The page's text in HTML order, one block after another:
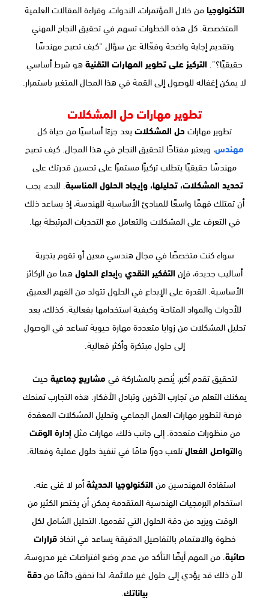
التكنولوجيامن خلال المؤتمرات، الندوات، وقراءة المقالات العلمية
المتخصصة. كل هذه الخطوات تسهم في تحقيق النجاح المهني
وتقديم إجابة واضحة وفعّالة عن سؤال “كيف تصبح مهندسًا
حقيقيًا؟”. التركيز على تطوير المهارات التقنيةهو شرط أساسي
لا يمكن إغفاله للوصول إلى القمة في هذا المجال المتغير باستمرار.
تطوير مهارات حل المشكلات
تطوير مهارات حل المشكلات يعد جزءًا أساسيًا من حياة كل
مهندس، ويعتبر مفتاحًا لتحقيق النجاح في هذا المجال. كيف تصبح
مهندسًا حقيقيًا يتطلب تركيزًا مستمرًا على تحسين قدرتك على
تحديد المشكلات، تحليلها، وإيجاد الحلول المناسبة . للبدء، يجب
أن تمتلك فهمًا واسعًا للمبادئ الأساسية للهندسة، إذ يساعد ذلك
في التعرف على المشكلات والتعامل مع التحديات المرتبطة بها.
سواء كنت متخصصًا في مجال هندسي معين أو تقوم بتجربة
أساليب جديدة، فإن التفكير النقدي وإبداع الحلولهما من الركائز
الأساسية. القدرة على الإبداع في الحلول تتولد من الفهم العميق
للأدوات والمواد المتاحة وكيفية استخدامها بفعالية. كذلك، يعد
تحليل المشكلات من زوايا متعددة مهارة حيوية تساعد في الوصول
إلى حلول مبتكرة وأكثر فعالية.
لتحقيق تقدم أكبر، يُنصح بالمشاركة في مشاريع جماعية حيث
يمكنك التعلم من تجارب الآخرين وتبادل الأفكار. هذه التجارب تمنحك
فرصة لتطوير مهارات العمل الجماعي وتحليل المشكلات المعقدة
من منظورات متعددة. إلى جانب ذلك، مهارات مثل إدارة الوقت
والتواصل الفعالتلعب دورًا هامًا في تنفيذ حلول عملية وفعالة.
استفادة المهندسين من التكنولوجيا الحديثةأمر لا غنى عنه.
استخدام البرمجيات الهندسية المتقدمة يمكن أن يختصر الكثير من
الوقت ويزيد من دقة الحلول التي تقدمها. التحليل الشامل لكل
خطوة والاهتمام بالتفاصيل الدقيقة يساعد في اتخاذقرارات
صائبة . من المهم أيضًا التأكد من عدم وضع افتراضات غير مدروسة،
لأن ذلك قد يؤدي إلى حلول غير ملائمة، لذا تحقق دائمًا مندقة
بياناتك